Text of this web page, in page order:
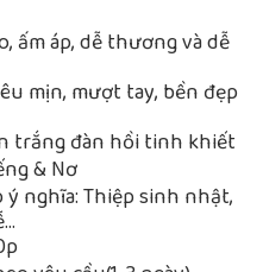
ấm áp, dễ thương và dễ
mịn, mượt tay, bền đẹp
trắng đàn hồi tinh khiết
& Nơ
nghĩa: Thiệp sinh nhật,